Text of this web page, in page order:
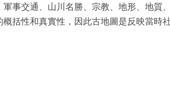
事交通、山川名勝、宗教、地形、地質
括性和真實性，因此古地圖是反映當